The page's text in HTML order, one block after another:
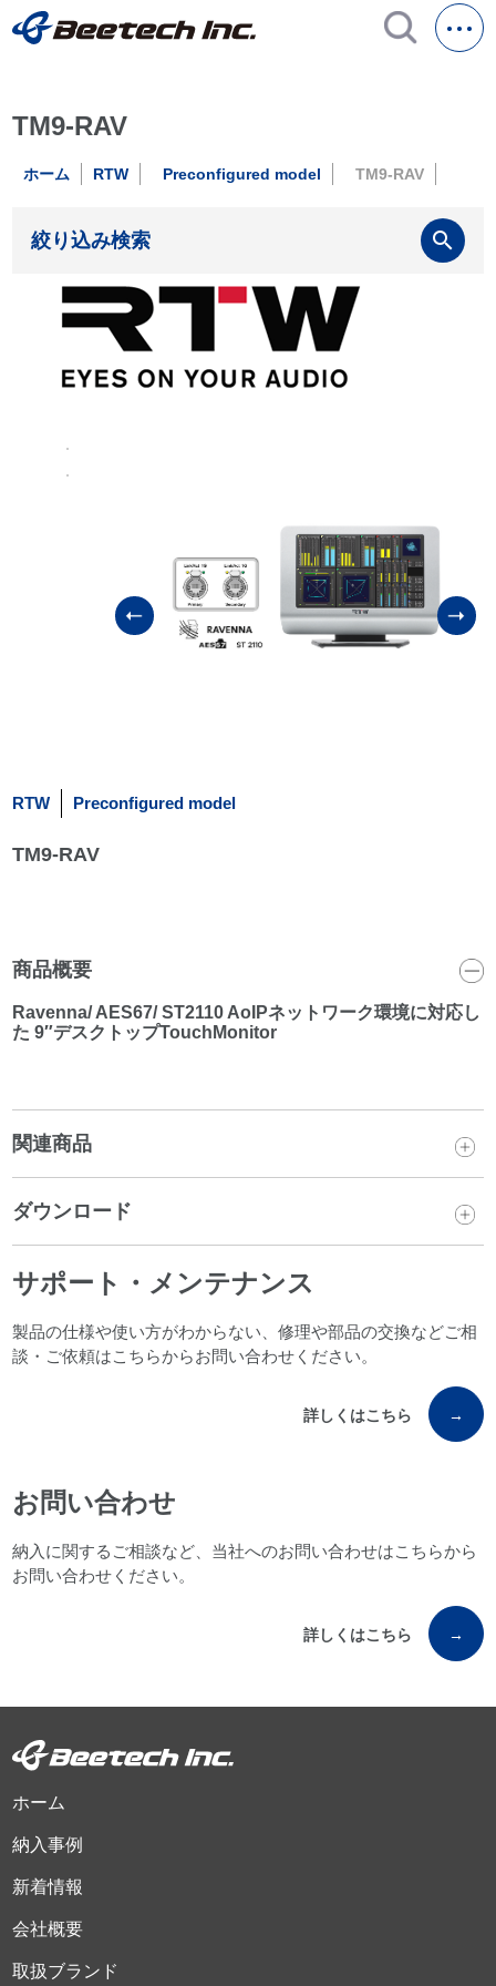
TM9-RAV
ホーム RTW Preconfigured model TM9-RAV
絞り込み検索 search
RTW Preconfigured model
TM9-RAV
商品概要
Ravenna/ AES67/ ST2110 AoIPネットワーク環境に対応し
た 9″デスクトップTouchMonitor
関連商品
ダウンロード
サポート・メンテナンス
製品の仕様や使い方がわからない、修理や部品の交換などご相
談・ご依頼はこちらからお問い合わせください。
詳しくはこちら →
お問い合わせ
納入に関するご相談など、当社へのお問い合わせはこちらから
お問い合わせください。
詳しくはこちら →
ホーム
納入事例
新着情報
会社概要
取扱ブランド